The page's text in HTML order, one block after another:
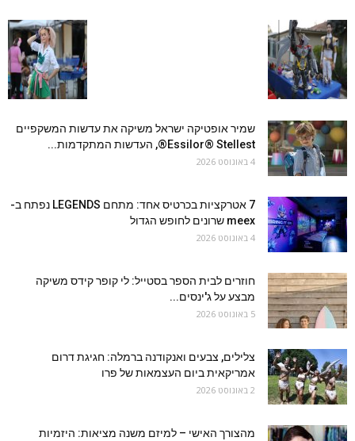
שמיר אופטיקה ישראל משיקה את עדשות המשקפיים
Essilor® Stellest®, העדשות המתקדמות...
4 באוגוסט 2026
7 אטרקציות בכרטיס אחד: מתחם LEGENDS נפתח ב-
meex שרונים לחופש הגדול
4 באוגוסט 2026
חוזרים לבית הספר בסטייל: לי קופר קידס משיקה
מבצע על ג'ינסים...
5 באוגוסט 2026
צלילים, צבעים ואנקודנה ברמלה: חגיגת דרום
אמריקאית ביום העצמאות של פרו
2 באוגוסט 2026
מהצורך האישי – למיזם משנה מציאות: היזמיות